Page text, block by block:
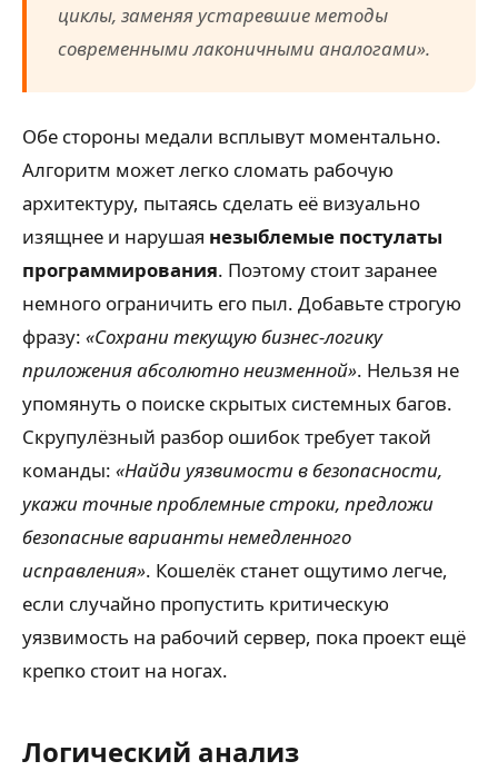
циклы, заменяя устаревшие методы
современными лаконичными аналогами».
Обе стороны медали всплывут моментально.
Алгоритм может легко сломать рабочую
архитектуру, пытаясь сделать её визуально
изящнее и нарушая незыблемые постулаты
программирования. Поэтому стоит заранее
немного ограничить его пыл. Добавьте строгую
фразу: «Сохрани текущую бизнес-логику
приложения абсолютно неизменной». Нельзя не
упомянуть о поиске скрытых системных багов.
Скрупулёзный разбор ошибок требует такой
команды: «Найди уязвимости в безопасности,
укажи точные проблемные строки, предложи
безопасные варианты немедленного
исправления». Кошелёк станет ощутимо легче,
если случайно пропустить критическую
уязвимость на рабочий сервер, пока проект ещё
крепко стоит на ногах.
Логический анализ